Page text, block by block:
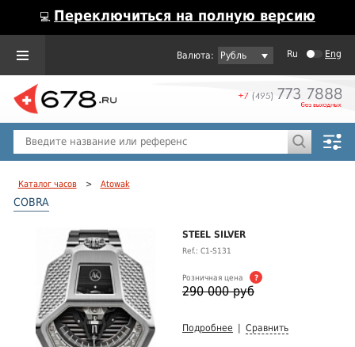
💻 Переключиться на полную версию
Рубль Ru Eng
Каталог часов > Atowak
COBRA
STEEL SILVER
Ref.: C1-S131
Розничная цена ?
290 000 руб
Подробнее Сравнить